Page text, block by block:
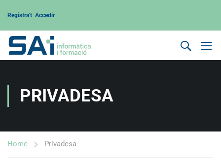
Registra't Accedir
PRIVADESA
Home Privadesa